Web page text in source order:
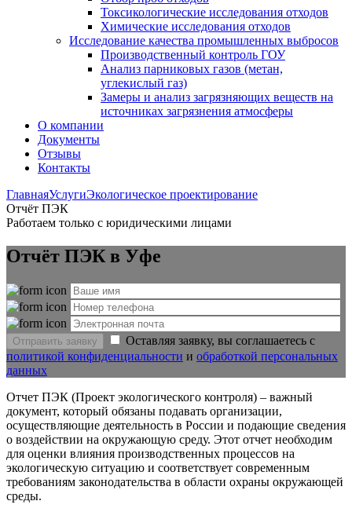
Токсикологические исследования отходов
Химические исследования отходов
Исследование качества промышленных выбросов
Производственный контроль ГОУ
Анализ парниковых газов (метан,
углекислый газ)
Замеры и анализ загрязняющих веществ на
источниках загрязнения атмосферы
О компании
Документы
Отзывы
Контакты
ГлавнаяУслугиЭкологическое проектирование
Отчёт ПЭК
Работаем только с юридическими лицами
Отчёт ПЭК в Уфе
Отправить заявку
Оставляя заявку, вы соглашаетесь с
политикой конфиденциальности и обработкой персональных
данных
Отчет ПЭК (Проект экологического контроля) – важный
документ, который обязаны подавать организации,
осуществляющие деятельность в России и подающие сведения
о воздействии на окружающую среду. Этот отчет необходим
для оценки влияния производственных процессов на
экологическую ситуацию и соответствует современным
требованиям законодательства в области охраны окружающей
среды.